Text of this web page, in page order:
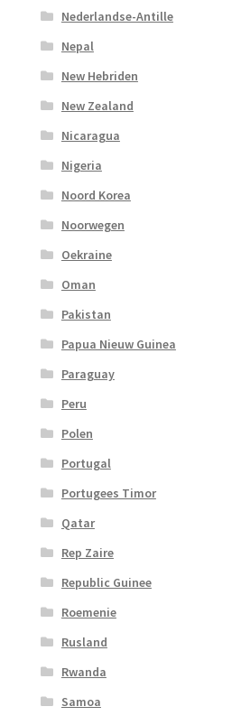
Nederlandse-Antille
Nepal
New Hebriden
New Zealand
Nicaragua
Nigeria
Noord Korea
Noorwegen
Oekraine
Oman
Pakistan
Papua Nieuw Guinea
Paraguay
Peru
Polen
Portugal
Portugees Timor
Qatar
Rep Zaire
Republic Guinee
Roemenie
Rusland
Rwanda
Samoa